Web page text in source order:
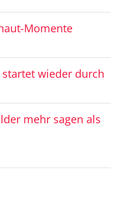
Momente
wieder durch
mehr sagen als